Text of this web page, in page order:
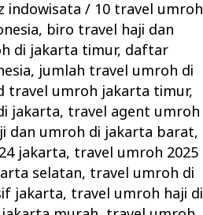
indowisata/ 10 travel umroh
, biro travel haji dan
di jakarta timur, daftar
, jumlah travel umroh di
travel umroh jakarta timur,
jakarta, travel agent umroh
dan umroh di jakarta barat,
jakarta, travel umroh 2025
selatan, travel umroh di
jakarta, travel umroh haji di